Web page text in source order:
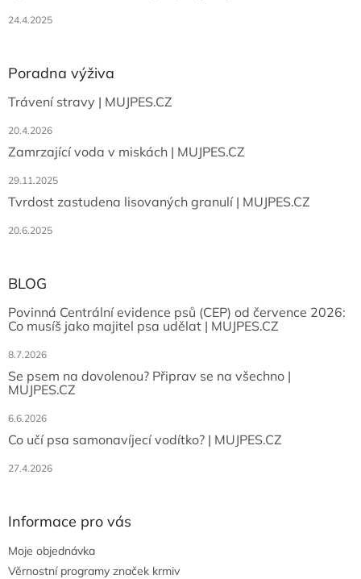
24.4.2025
Poradna výživa
Trávení stravy | MUJPES.CZ
20.4.2026
Zamrzající voda v miskách | MUJPES.CZ
29.11.2025
Tvrdost zastudena lisovaných granulí | MUJPES.CZ
20.6.2025
BLOG
Povinná Centrální evidence psů (CEP) od července 2026:
Co musíš jako majitel psa udělat | MUJPES.CZ
8.7.2026
Se psem na dovolenou? Připrav se na všechno |
MUJPES.CZ
6.6.2026
Co učí psa samonavíjecí vodítko? | MUJPES.CZ
27.4.2026
Informace pro vás
Moje objednávka
Věrnostní programy značek krmiv